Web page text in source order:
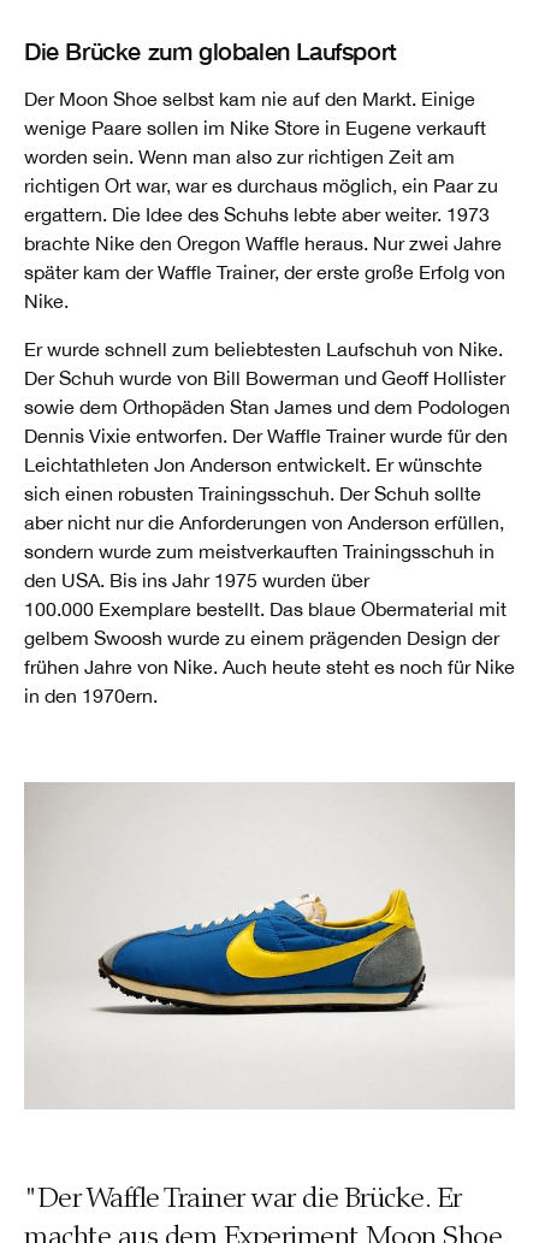
Die Brücke zum globalen Laufsport
Der Moon Shoe selbst kam nie auf den Markt. Einige
wenige Paare sollen im Nike Store in Eugene verkauft
worden sein. Wenn man also zur richtigen Zeit am
richtigen Ort war, war es durchaus möglich, ein Paar zu
ergattern. Die Idee des Schuhs lebte aber weiter. 1973
brachte Nike den Oregon Waffle heraus. Nur zwei Jahre
später kam der Waffle Trainer, der erste große Erfolg von
Nike.
Er wurde schnell zum beliebtesten Laufschuh von Nike.
Der Schuh wurde von Bill Bowerman und Geoff Hollister
sowie dem Orthopäden Stan James und dem Podologen
Dennis Vixie entworfen. Der Waffle Trainer wurde für den
Leichtathleten Jon Anderson entwickelt. Er wünschte
sich einen robusten Trainingsschuh. Der Schuh sollte
aber nicht nur die Anforderungen von Anderson erfüllen,
sondern wurde zum meistverkauften Trainingsschuh in
den USA. Bis ins Jahr 1975 wurden über
100.000 Exemplare bestellt. Das blaue Obermaterial mit
gelbem Swoosh wurde zu einem prägenden Design der
frühen Jahre von Nike. Auch heute steht es noch für Nike
in den 1970ern.
"Der Waffle Trainer war die Brücke. Er